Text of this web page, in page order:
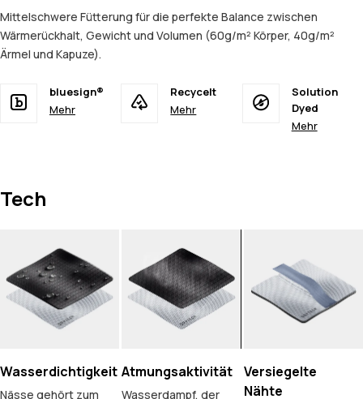
Mittelschwere Fütterung für die perfekte Balance zwischen
Wärmerückhalt, Gewicht und Volumen (60g/m² Körper, 40g/m²
Ärmel und Kapuze).
bluesign®
Mehr
Recycelt
Mehr
Solution
Dyed
Mehr
Tech
Wasserdichtigkeit
Nässe gehört zum
Atmungsaktivität
Wasserdampf, der
Versiegelte
Nähte